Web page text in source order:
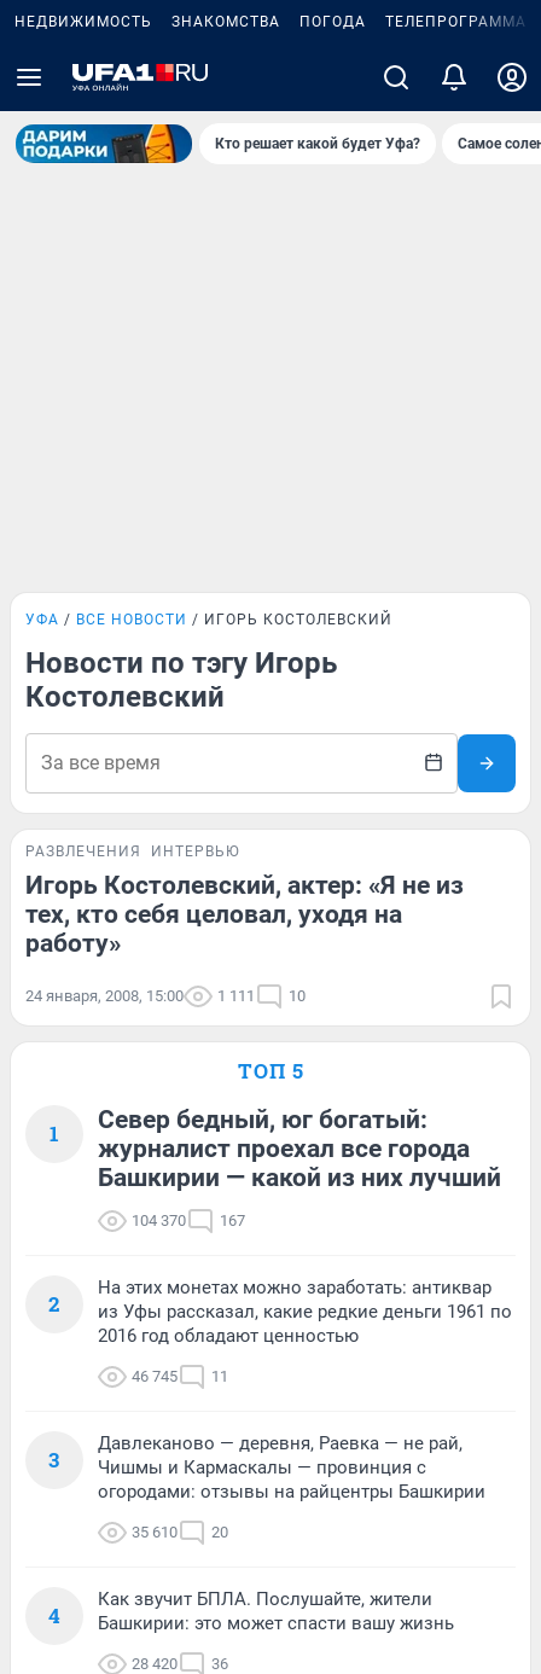
НЕДВИЖИМОСТЬ ЗНАКОМСТВА ПОГОДА ТЕЛЕПРОГРАММА
Кто решает какой будет Уфа? Самое
УФА ВСЕ НОВОСТИ ИГОРЬ КОСТОЛЕВСКИЙ
Новости по тэгу Игорь
Костолевский
РАЗВЛЕЧЕНИЯ ИНТЕРВЬЮ
Игорь Костолевский, актер: «Я не из
тех, кто себя целовал, уходя на
работу»
24 января, 2008, 15:00 1 111 10
ТОП 5
1
Север бедный, юг богатый:
журналист проехал все города
Башкирии — какой из них лучший
104 370 167
2
На этих монетах можно заработать: антиквар
из Уфы рассказал, какие редкие деньги 1961 по
2016 год обладают ценностью
46 745 11
3
Давлеканово — деревня, Раевка — не рай,
Чишмы и Кармаскалы — провинция с
огородами: отзывы на райцентры Башкирии
35 610 20
4
Как звучит БПЛА. Послушайте, жители
Башкирии: это может спасти вашу жизнь
28 420 36